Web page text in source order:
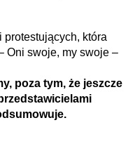
protestujących, która
Oni swoje, my swoje –
poza tym, że jeszcze